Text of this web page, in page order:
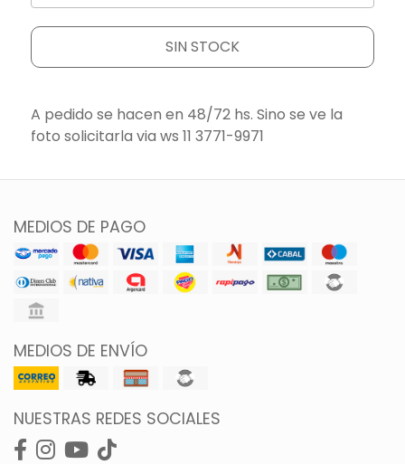
SIN STOCK
A pedido se hacen en 48/72 hs. Sino se ve la
foto solicitarla via ws 11 3771-9971
MEDIOS DE PAGO
MEDIOS DE ENVÍO
NUESTRAS REDES SOCIALES